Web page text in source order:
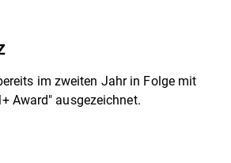
im zweiten Jahr in Folge mit
Award" ausgezeichnet.